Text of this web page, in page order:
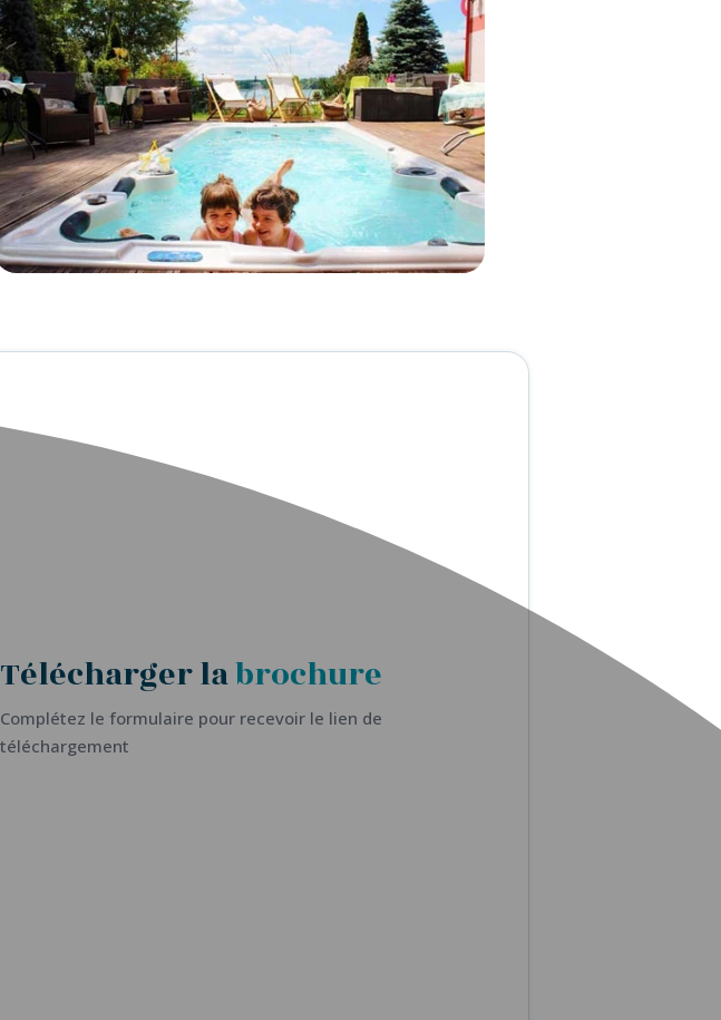
Télécharger labrochure
Complétez le formulaire pour recevoir le lien de
téléchargement